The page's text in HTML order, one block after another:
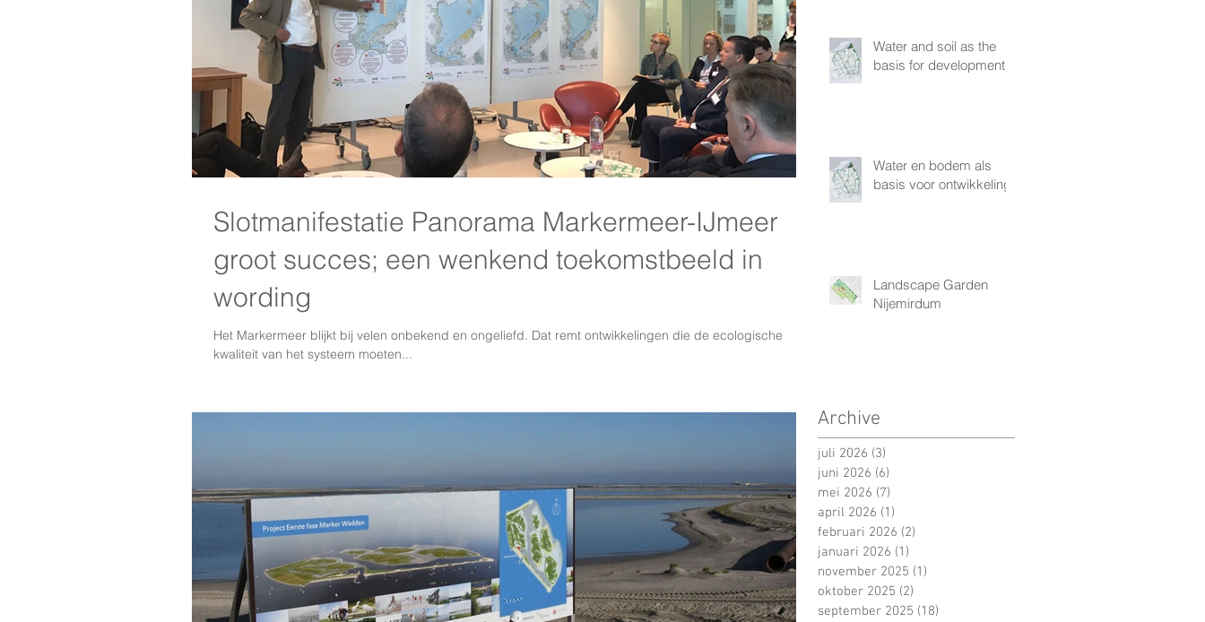
Slotmanifestatie Panorama Markermeer-IJmeer
groot succes; een wenkend toekomstbeeld in
wording
Het Markermeer blijkt bij velen onbekend en ongeliefd. Dat remt ontwikkelingen die de ecologische
kwaliteit van het systeem moeten...
Water and soil as the
basis for development
Water en bodem als
basis voor ontwikkeling
Landscape Garden
Nijemirdum
Archive
juli 2026 (3)
juni 2026 (6)
mei 2026 (7)
april 2026 (1)
februari 2026 (2)
januari 2026 (1)
november 2025 (1)
oktober 2025 (2)
september 2025 (18)